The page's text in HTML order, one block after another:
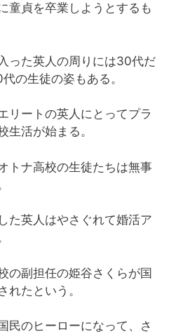
童貞を卒業しようとするも
った英人の周りには30代だ
の生徒の姿もある。
リートの英人にとってプラ
生活が始まる。
トナ高校の生徒たちは無事
た英人はやさぐれて婚活ア
の副担任の姫谷さくらが国
れたという。
民のヒーローになって、さ